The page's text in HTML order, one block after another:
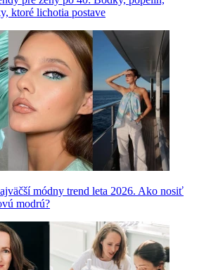
ktoré lichotia postave
módny trend leta 2026. Ako nosiť
modrú?